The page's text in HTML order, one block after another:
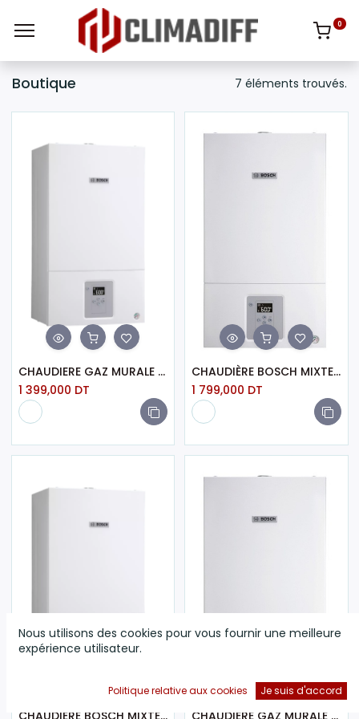
0
Boutique 7 éléments trouvés.
CHAUDIERE GAZ MURALE MIXTE 22KW FF BOSCH - BOSCH1277
1 399,000 DT
CHAUDIÈRE BOSCH MIXTE AVEC VENTOUSE 24KW - BLANC (WBN6000)
1 799,000 DT
CHAUDIÈRE BOSCH MIXTE AVEC VENTOUSE 28KW - BLANC (WBN6000) CHAUDIERE GAZ MURALE MIXTE 30KW FF BOSCH
Nous utilisons des cookies pour vous fournir une meilleure
expérience utilisateur.
Politique relative aux cookies Je suis d'accord